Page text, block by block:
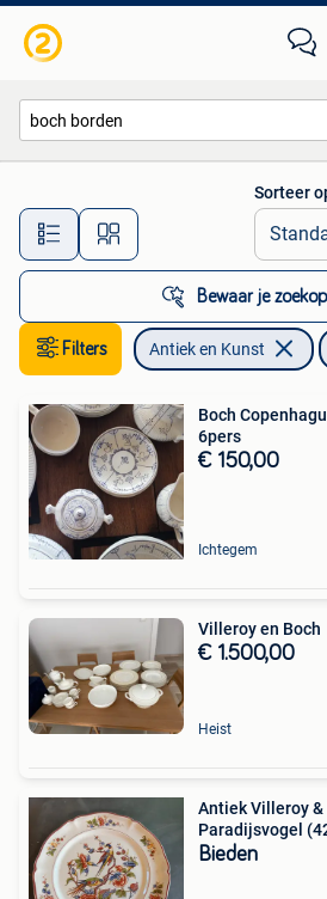
Alle afstanden…
Sorteer
Bewaar je
Filters Antiek en Kunst
Boch
6pers
€ 150,00
Ichtegem
Villeroy en Boch
€ 1.500,00
Heist
Antiek Villeroy
Paradijsvogel
Bieden